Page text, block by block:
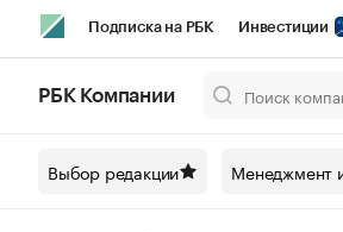
Подписка на РБК Инвестиции
Спецпроекты СПб
РБК Компании
Выбор редакции Менеджмент